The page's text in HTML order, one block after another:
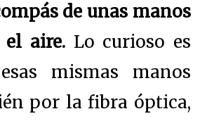
de unas manos
el aire. Lo curioso es
mismas manos
por la fibra óptica,